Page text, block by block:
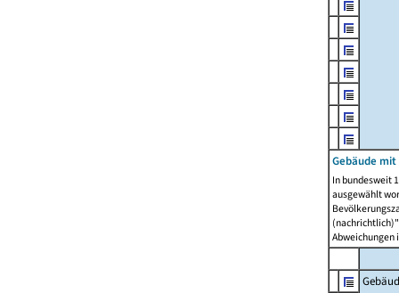
Gebäude mit
In bundesweit
ausgewählt
Abweichungen